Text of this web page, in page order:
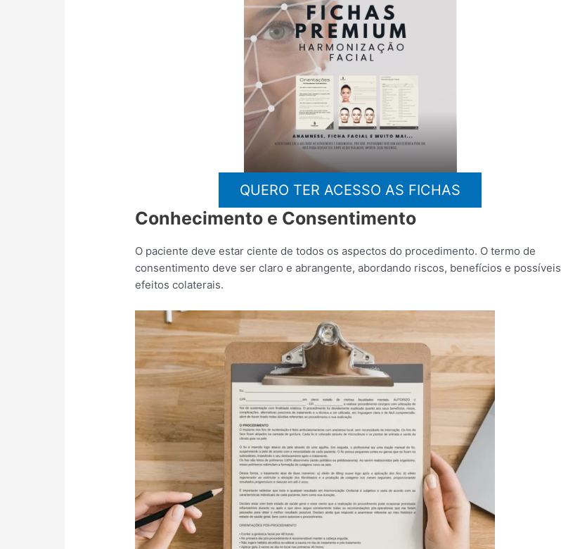
QUERO TER ACESSO AS FICHAS
Conhecimento e Consentimento
O paciente deve estar ciente de todos os aspectos do procedimento. O termo de
consentimento deve ser claro e abrangente, abordando riscos, benefícios e possíveis
efeitos colaterais.